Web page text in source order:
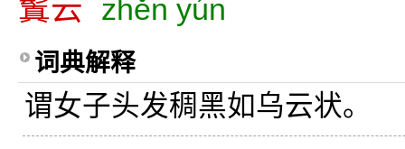
鬒云 zhěn yún
词典解释
谓女子头发稠黑如乌云状。